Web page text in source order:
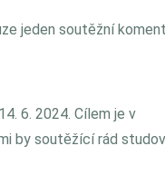
jeden soutěžní
6. 2024. Cílem je v
by soutěžící rád